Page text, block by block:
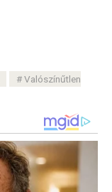
Valószínűtlen